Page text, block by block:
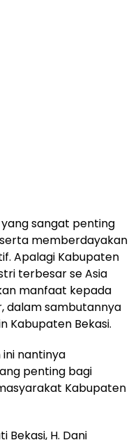
sangat penting
memberdayakan
Apalagi Kabupaten
terbesar se Asia
manfaat kepada
dalam sambutannya
Kabupaten Bekasi.
ini nantinya
penting bagi
Kabupaten
Bekasi, H. Dani